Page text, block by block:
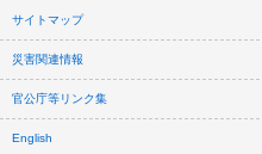
サイトマップ
災害関連情報
官公庁等リンク集
English